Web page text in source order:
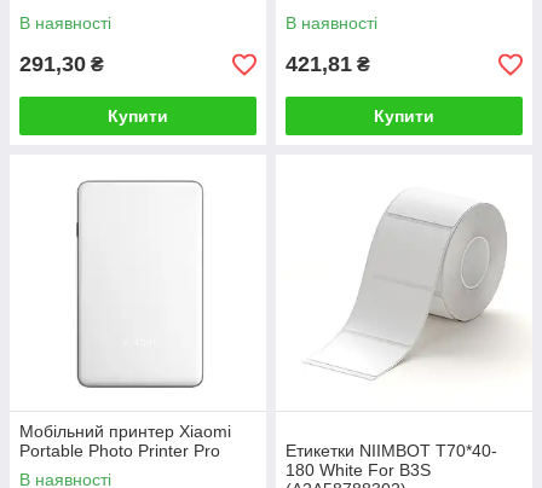
(A2A68001101)
В наявності
291,30 ₴
Купити
(A2G88778901)
В наявності
421,81 ₴
Купити
Мобільний принтер Xiaomi
Portable Photo Printer Pro
В наявності
Етикетки NIIMBOT T70*40-
180 White For B3S